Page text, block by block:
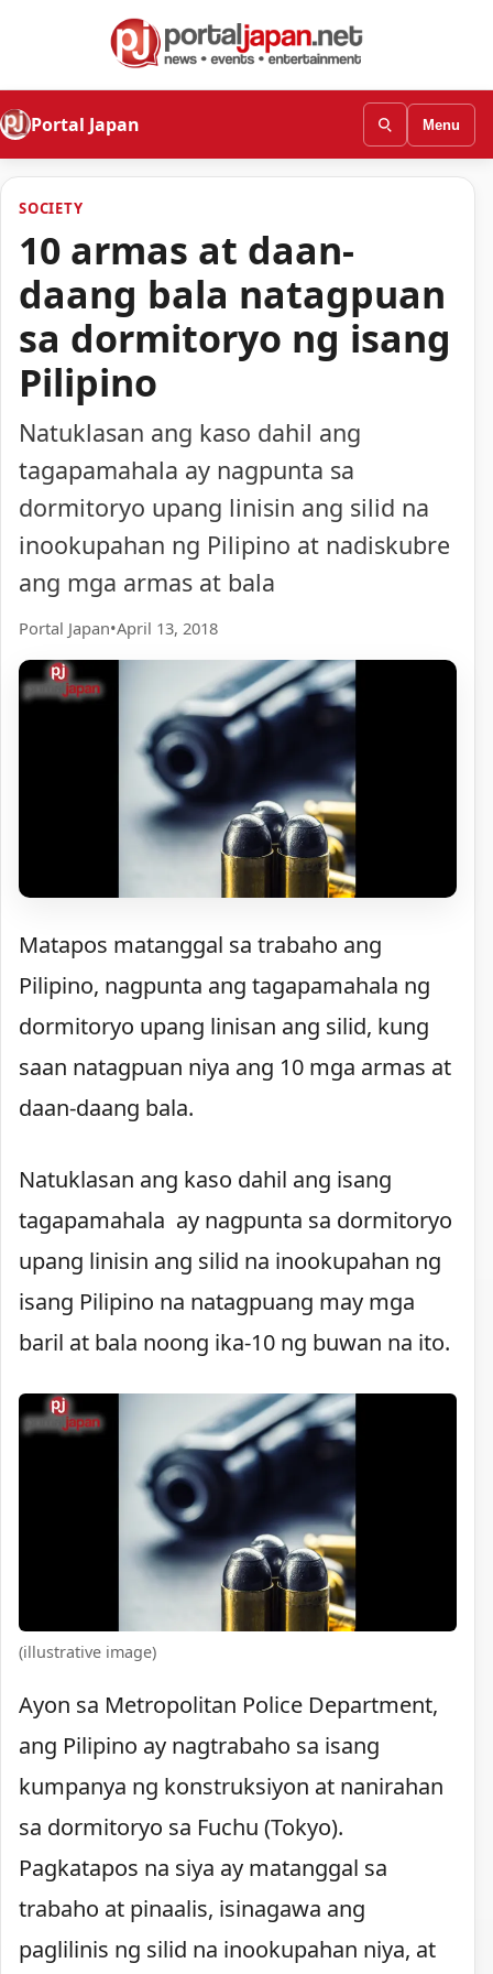
Portal Japan Menu
SOCIETY
10 armas at daan-
daang bala natagpuan
sa dormitoryo ng isang
Pilipino
Natuklasan ang kaso dahil ang
tagapamahala ay nagpunta sa
dormitoryo upang linisin ang silid na
inookupahan ng Pilipino at nadiskubre
ang mga armas at bala
Portal Japan•April 13, 2018
Matapos matanggal sa trabaho ang
Pilipino, nagpunta ang tagapamahala ng
dormitoryo upang linisan ang silid, kung
saan natagpuan niya ang 10 mga armas at
daan-daang bala.
Natuklasan ang kaso dahil ang isang
tagapamahala ay nagpunta sa dormitoryo
upang linisin ang silid na inookupahan ng
isang Pilipino na natagpuang may mga
baril at bala noong ika-10 ng buwan na ito.
(illustrative image)
Ayon sa Metropolitan Police Department,
ang Pilipino ay nagtrabaho sa isang
kumpanya ng konstruksiyon at nanirahan
sa dormitoryo sa Fuchu (Tokyo).
Pagkatapos na siya ay matanggal sa
trabaho at pinaalis, isinagawa ang
paglilinis ng silid na inookupahan niya, at